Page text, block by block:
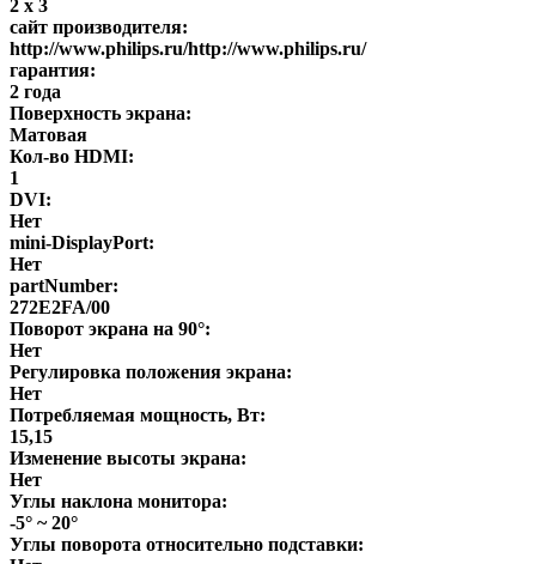
2 х 3
сайт производителя:
http://www.philips.ru/http://www.philips.ru/
гарантия:
2 года
Поверхность экрана:
Матовая
Кол-во HDMI:
1
DVI:
Нет
mini-DisplayPort:
Нет
partNumber:
272E2FA/00
Поворот экрана на 90°:
Нет
Регулировка положения экрана:
Нет
Потребляемая мощность, Вт:
15,15
Изменение высоты экрана:
Нет
Углы наклона монитора:
-5° ~ 20°
Углы поворота относительно подставки: